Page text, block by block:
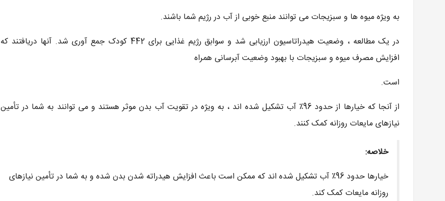
به ویژه میوه ها و سبزیجات می توانند منبع خوبی از آب در رژیم شما باشند.
در یک مطالعه ، وضعیت هیدراتاسیون ارزیابی شد و سوابق رژیم غذایی برای 442 کودک جمع آوری شد. آنها دریافتند که
افزایش مصرف میوه و سبزیجات با بهبود وضعیت آبرسانی همراه
است.
از آنجا که خیارها از حدود 96٪ آب تشکیل شده اند ، به ویژه در تقویت آب بدن موثر هستند و می توانند به شما در تأمین
نیازهای مایعات روزانه کمک کنند.
خلاصه:
خیارها حدود 96٪ آب تشکیل شده اند که ممکن است باعث افزایش هیدراته شدن بدن شده و به شما در تأمین نیازهای
روزانه مایعات کمک کند.